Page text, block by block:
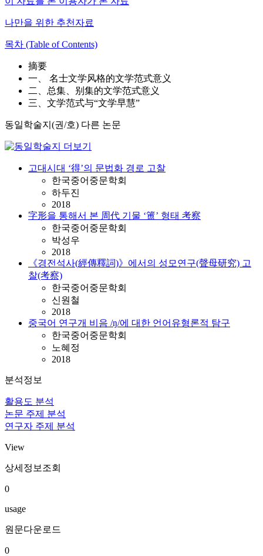
나만을 위한 추천자료
목차 (Table of Contents)
摘要
一、 名士文学风格的文学范式意义
二、总集、别集的文学范式意义
三、文学范式与“文学早慧”
동일학술지(권/호) 다른 논문
고대시대 ‘得’의 문법화 경로 고찰
한국중어중문학회
하두진
2018
字形을 통해서 본 周代 기물 ‘簠’ 형태 考察
한국중어중문학회
박성우
2018
《경전석사(經傳釋詞)》에서의 성모연구(聲母研究) 고
찰(考察)
한국중어중문학회
신원철
2018
중국어 연구개 비음 /ŋ/에 대한 언어유형론적 탐구
한국중어중문학회
노혜정
2018
분석정보
활용도 분석
논문 주제 분석
연구자 주제 분석
View
상세정보조회
0
usage
원문다운로드
0